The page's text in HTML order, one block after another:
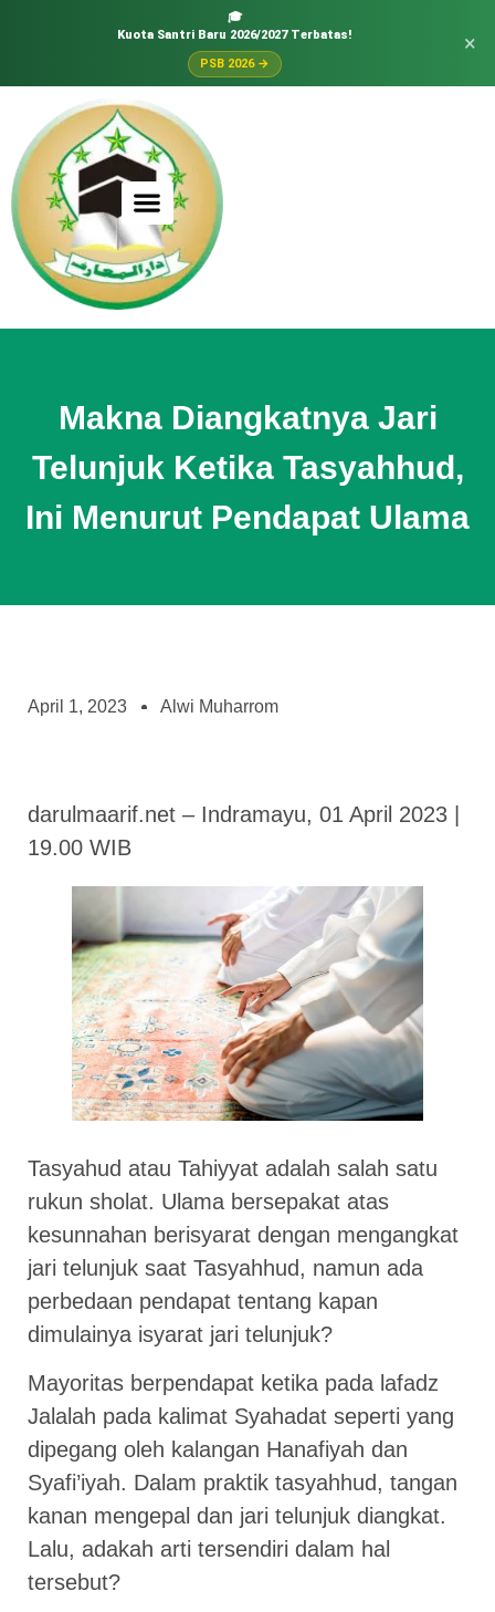
🎓
Kuota Santri Baru 2026/2027 Terbatas!
PSB 2026 →
×
Makna Diangkatnya Jari
Telunjuk Ketika Tasyahhud,
Ini Menurut Pendapat Ulama
April 1, 2023 Alwi Muharrom
darulmaarif.net – Indramayu, 01 April 2023 |
19.00 WIB
Tasyahud atau Tahiyyat adalah salah satu
rukun sholat. Ulama bersepakat atas
kesunnahan berisyarat dengan mengangkat
jari telunjuk saat Tasyahhud, namun ada
perbedaan pendapat tentang kapan
dimulainya isyarat jari telunjuk?
Mayoritas berpendapat ketika pada lafadz
Jalalah pada kalimat Syahadat seperti yang
dipegang oleh kalangan Hanafiyah dan
Syafi’iyah. Dalam praktik tasyahhud, tangan
kanan mengepal dan jari telunjuk diangkat.
Lalu, adakah arti tersendiri dalam hal
tersebut?